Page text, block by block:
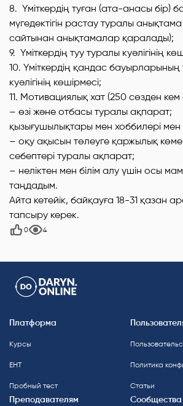
8. Үміткердің туған (ата-анасы бір)
мүгедектігін растау туралы анықтама
сайтынан анықтамалар қаралады);
9. Үміткердің туу туралы куәлігінің
10. Үміткердің қандас бауырларының
куәлігінің көшірмесі;
11. Мотивациялық хат (250 сөзден кем
– өзі және отбасы туралы ақпарат;
қызығушылықтары мен хоббилері мен
– оқу ақысын төлеуге қаржылық көмек
себептері туралы ақпарат;
– неліктен мен білім алу үшін осы
таңдадым.
Айта кетейік, байқауға 18-31 қазан
тапсыру керек.
0 4
Платформа
Курсы
ЕНТ
Пробный тест
Политика
Статьи
Преподавателям Сообщества